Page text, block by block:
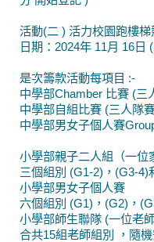
活動(二 ) 活力校園跑樓梯
日期：2024年 11月 16日
是次籌款活動每項目 :-
中學部Chamber 比賽 (三
中學部自組比賽 (三人隊
中學部男女子個人賽
小學部親子二人組（一位
三個組別 (G1-2)，(G3-4)
小學部男女子個人賽
六個組別 (G1)，(G2)，
小學部師生聯隊 (一位老
合共15組老師組別 ，隨